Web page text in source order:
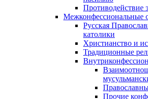
Противодействие
Межконфессиональные
Русская
католики
Христианство и
Традиционные
Прочие